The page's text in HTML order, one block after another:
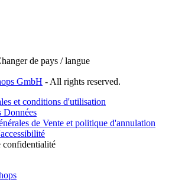
de pays / langue
GmbH - All rights reserved.
et conditions d'utilisation
Données
de Vente et politique d'annulation
confidentialité